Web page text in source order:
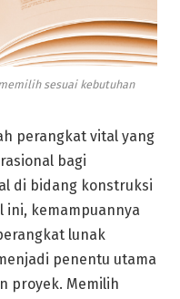
sesuai kebutuhan
perangkat vital yang
bagi
di bidang konstruksi
kemampuannya
lunak
penentu utama
proyek. Memilih